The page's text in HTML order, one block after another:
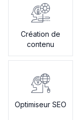
Création de
contenu
Optimiseur SEO